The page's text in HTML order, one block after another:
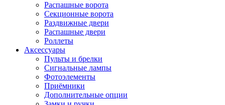
Распашные ворота
Секционные ворота
Раздвижные двери
Распашные двери
Роллеты
Аксессуары
Пульты и брелки
Сигнальные лампы
Фотоэлементы
Приёмники
Дополнительные опции